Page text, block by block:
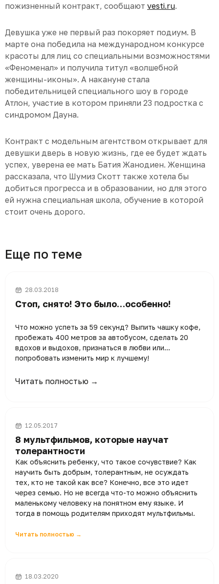
пожизненный контракт, сообщают vesti.ru.
Девушка уже не первый раз покоряет подиум. В
марте она победила на международном конкурсе
красоты для лиц со специальными возможностями
«Феноменал» и получила титул «волшебной
женщины-иконы». А накануне стала
победительницей специального шоу в городе
Атлон, участие в котором приняли 23 подростка с
синдромом Дауна.
Контракт с модельным агентством открывает для
девушки дверь в новую жизнь, где ее будет ждать
успех, уверена ее мать Батия Жанодиен. Женщина
рассказала, что Шумиз Скотт также хотела бы
добиться прогресса и в образовании, но для этого
ей нужна специальная школа, обучение в которой
стоит очень дорого.
Еще по теме
28.03.2018
Стоп, снято! Это было…особенно!
Что можно успеть за 59 секунд? Выпить чашку кофе,
пробежать 400 метров за автобусом, сделать 20
вдохов и выдохов, признаться в любви или…
попробовать изменить мир к лучшему!
Читать полностью →
12.05.2017
8 мультфильмов, которые научат
толерантности
Как объяснить ребенку, что такое сочувствие? Как
научить быть добрым, толерантным, не осуждать
тех, кто не такой как все? Конечно, все это идет
через семью. Но не всегда что-то можно объяснить
маленькому человеку на понятном ему языке. И
тогда в помощь родителям приходят мультфильмы.
Читать полностью →
18.03.2020